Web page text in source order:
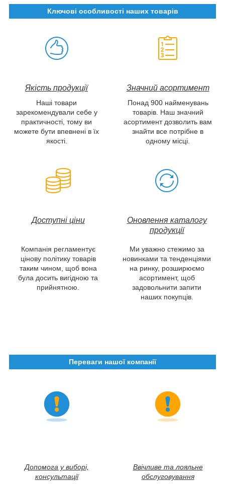
Ключові особливості наших товарів
Якість продукції Значний асортимент
Наші товари
зарекомендували себе у
практичності, тому ви
можете бути впевнені в їх
якості.
Понад 900 найменувань
товарів. Наш значний
асортимент дозволить вам
знайти все потрібне в
одному місці.
Доступні ціни
Оновлення каталогу
продукції
Компанія регламентує
цінову політику товарів
таким чином, щоб вона
була досить вигідною та
прийнятною.
Ми уважно стежимо за
новинками та тенденціями
на ринку, розширюємо
асортимент, щоб
задовольнити запити
наших покупців.
Переваги нашої компанії
Допомога у виборі,
консультації
Ввічливе та лояльне
обслуговування